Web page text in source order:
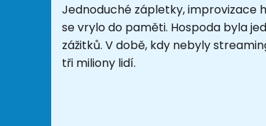
Jednoduché zápletky, improvizace
se vrylo do paměti. Hospoda byla
zážitků. V době, kdy nebyly
tři miliony lidí.